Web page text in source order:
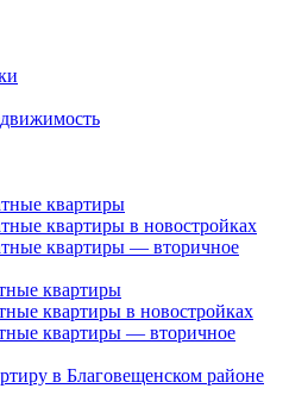
квартиры
квартиры в новостройках
квартиры — вторичное
квартиры
квартиры в новостройках
квартиры — вторичное
в Благовещенском районе